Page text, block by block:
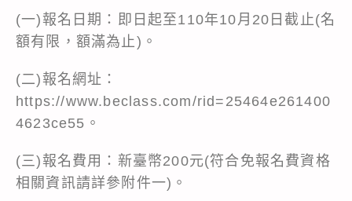
(一)報名日期：即日起至110年10月20日截止(名
額有限，額滿為止)。
(二)報名網址：
https://www.beclass.com/rid=25464e261400
4623ce55。
(三)報名費用：新臺幣200元(符合免報名費資格
相關資訊請詳參附件一)。